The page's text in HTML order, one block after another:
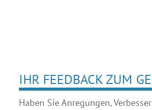
IHR FEEDBACK ZUM
Haben Sie Anregungen,